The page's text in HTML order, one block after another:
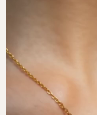
ー